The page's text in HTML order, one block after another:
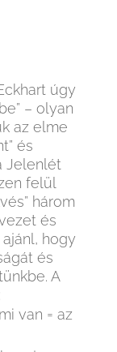
úgy
– olyan
az elme
és
Jelenlét
felül
három
és
hogy
és
A
van = az